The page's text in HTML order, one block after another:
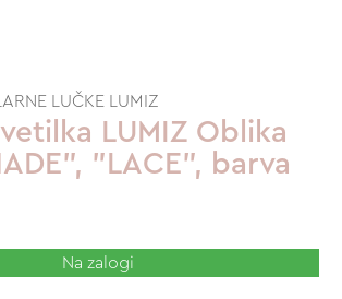
LUČKE LUMIZ
LUMIZ Oblika
"LACE", barva
Na zalogi